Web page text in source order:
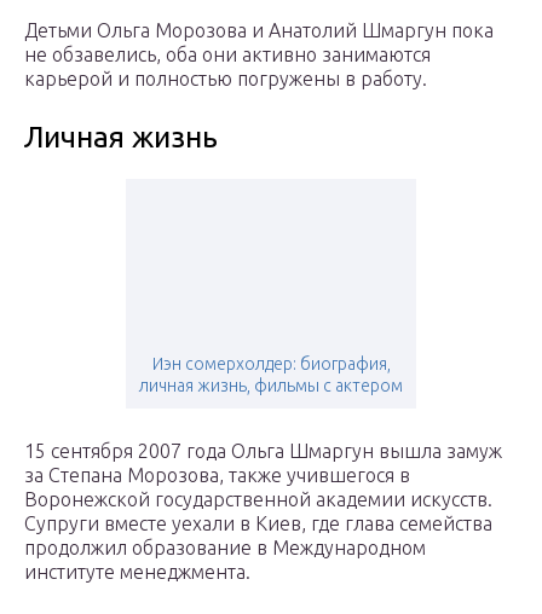
Детьми Ольга Морозова и Анатолий Шмаргун пока
не обзавелись, оба они активно занимаются
карьерой и полностью погружены в работу.
Личная жизнь
Иэн сомерхолдер: биография,
личная жизнь, фильмы с актером
15 сентября 2007 года Ольга Шмаргун вышла замуж
за Степана Морозова, также учившегося в
Воронежской государственной академии искусств.
Супруги вместе уехали в Киев, где глава семейства
продолжил образование в Международном
институте менеджмента.